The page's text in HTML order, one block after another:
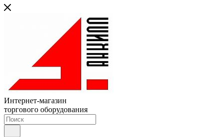
Интернет-магазин
торгового оборудования